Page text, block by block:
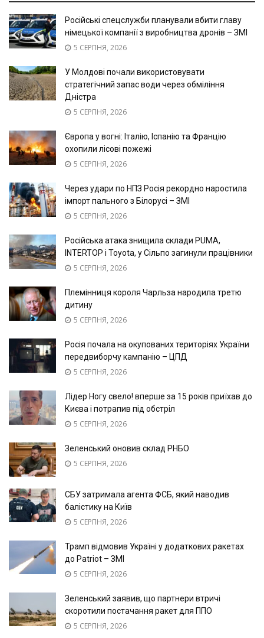
Російські спецслужби планували вбити главу
німецької компанії з виробництва дронів – ЗМІ
5 СЕРПНЯ, 2026
У Молдові почали використовувати
стратегічний запас води через обміління
Дністра
5 СЕРПНЯ, 2026
Європа у вогні: Італію, Іспанію та Францію
охопили лісові пожежі
5 СЕРПНЯ, 2026
Через удари по НПЗ Росія рекордно наростила
імпорт пального з Білорусі – ЗМІ
5 СЕРПНЯ, 2026
Російська атака знищила склади PUMA,
INTERTOP і Toyota, у Сільпо загинули працівники
5 СЕРПНЯ, 2026
Племінниця короля Чарльза народила третю
дитину
5 СЕРПНЯ, 2026
Росія почала на окупованих територіях України
передвиборчу кампанію – ЦПД
5 СЕРПНЯ, 2026
Лідер Ногу свело! вперше за 15 років приїхав до
Києва і потрапив під обстріл
5 СЕРПНЯ, 2026
Зеленський оновив склад РНБО
5 СЕРПНЯ, 2026
СБУ затримала агента ФСБ, який наводив
балістику на Київ
5 СЕРПНЯ, 2026
Трамп відмовив Україні у додаткових ракетах
до Patriot – ЗМІ
5 СЕРПНЯ, 2026
Зеленський заявив, що партнери втричі
скоротили постачання ракет для ППО
5 СЕРПНЯ, 2026